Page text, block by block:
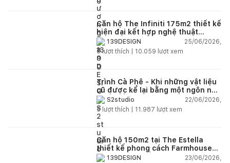
Căn hộ The Infiniti 175m2 thiết kế
hiện đại kết hợp nghệ thuật
Modern Art đầy cảm xúc
139DESIGN
25/06/2026,
6lượt thích | 10.059 lượt xem
Trình Cà Phê - Khi những vật liệu
cũ được kể lại bằng một ngôn ngữ
thiết kế mới
S2studio
22/06/2026,
5 lượt thích | 11.987 lượt xem
Căn hộ 150m2 tại The Estella
thiết kế phong cách Farmhouse
thanh lịch và ấm áp
139DESIGN
23/06/2026,